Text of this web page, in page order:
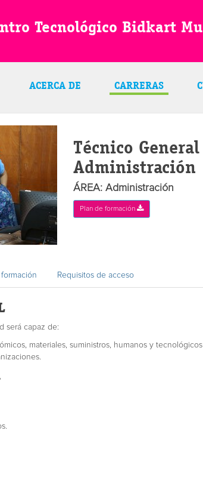
Tecnológico Bidkart
ACERCA DE CARRERAS
Técnico
Administración
ÁREA: Administración
Plan de formación
Requisitos de acceso
será capaz de:
materiales, suministros, humanos y